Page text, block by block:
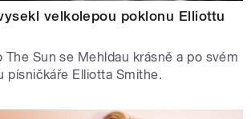
velkolepou poklonu Elliottu
The Sun se Mehldau krásně a po svém
písničkáře Elliotta Smithe.